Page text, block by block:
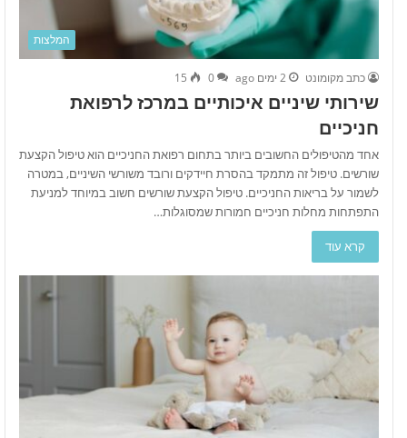
המלצות
כתב מקומונט 2 ימים ago 0
15
שירותי שיניים איכותיים במרכז לרפואת
חניכיים
אחד מהטיפולים החשובים ביותר בתחום רפואת החניכיים הוא טיפול הקצעת
שורשים. טיפול זה מתמקד בהסרת חיידקים ורובד משורשי השיניים, במטרה
לשמור על בריאות החניכיים. טיפול הקצעת שורשים חשוב במיוחד למניעת
התפתחות מחלות חניכיים חמורות שמסוגלות…
קרא עוד